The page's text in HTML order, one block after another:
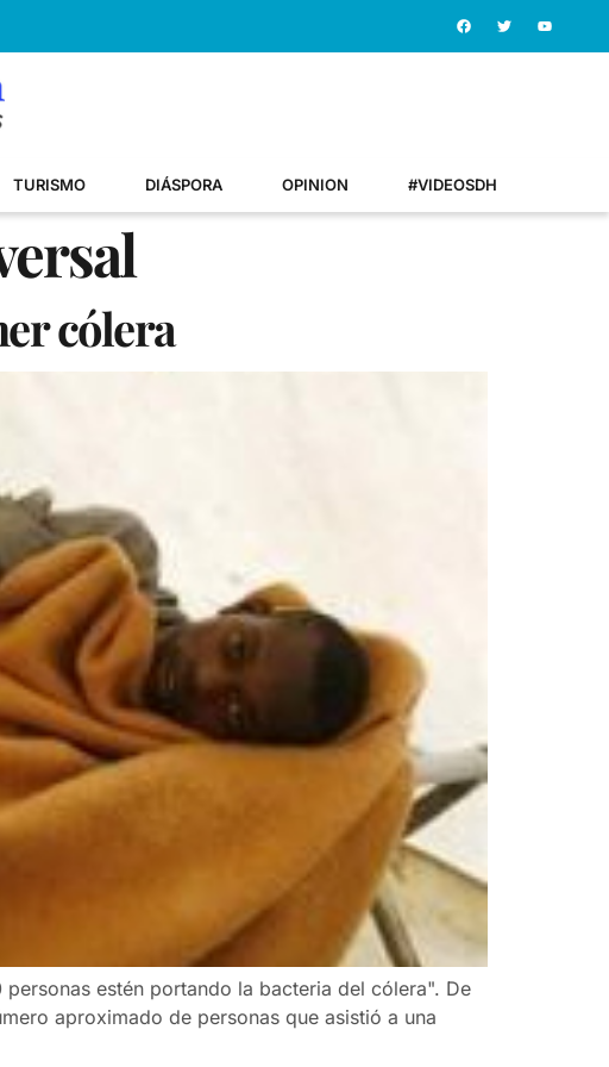
TURISMO DIÁSPORA OPINION #VIDEOSDH
cólera
estén portando la bacteria del cólera". De
aproximado de personas que asistió a una